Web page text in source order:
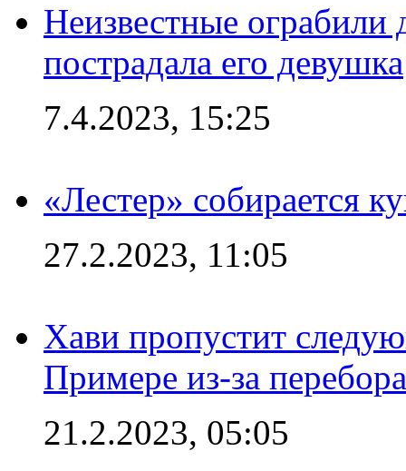
Неизвестные
пострадала его девушка
7.4.2023, 15:25
«Лестер» собирается
27.2.2023, 11:05
Хави пропустит
Примере из-за
21.2.2023, 05:05